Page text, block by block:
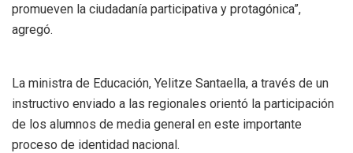
promueven la ciudadanía participativa y protagónica”,
agregó.
La ministra de Educación, Yelitze Santaella, a través de un
instructivo enviado a las regionales orientó la participación
de los alumnos de media general en este importante
proceso de identidad nacional.